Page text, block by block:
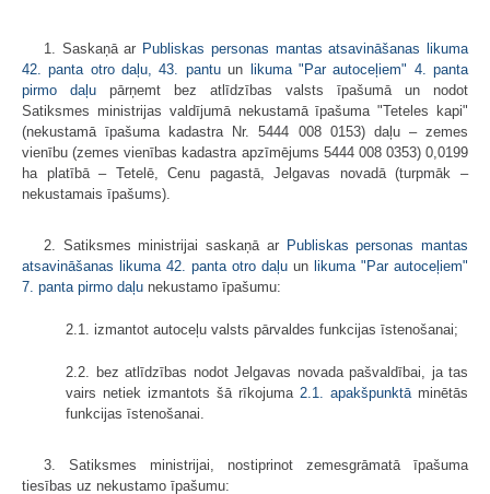
1. Saskaņā ar Publiskas personas mantas atsavināšanas likuma
42. panta otro daļu, 43. pantuun
likuma "Par autoceļiem" 4. panta
pirmo daļu pārņemt bez atlīdzības valsts īpašumā un nodot
Satiksmes ministrijas valdījumā nekustamā īpašuma "Teteles kapi"
(nekustamā īpašuma kadastra Nr. 5444 008 0153) daļu – zemes
vienību (zemes vienības kadastra apzīmējums 5444 008 0353) 0,0199
ha platībā – Tetelē, Cenu pagastā, Jelgavas novadā (turpmāk –
nekustamais īpašums).
2. Satiksmes ministrijai saskaņā ar Publiskas personas mantas
atsavināšanas likuma 42. panta otro daļu un likuma "Par autoceļiem"
7. panta pirmo daļu nekustamo īpašumu:
2.1. izmantot autoceļu valsts pārvaldes funkcijas īstenošanai;
2.2. bez atlīdzības nodot Jelgavas novada pašvaldībai, ja tas
vairs netiek izmantots šā rīkojuma 2.1. apakšpunktā minētās
funkcijas īstenošanai.
3. Satiksmes ministrijai, nostiprinot zemesgrāmatā īpašuma
tiesības uz nekustamo īpašumu: